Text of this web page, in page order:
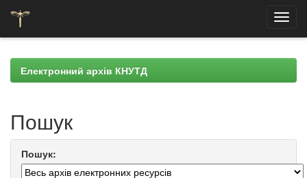
navigationЕлектронний архів КНУТД
Пошук
Пошук: